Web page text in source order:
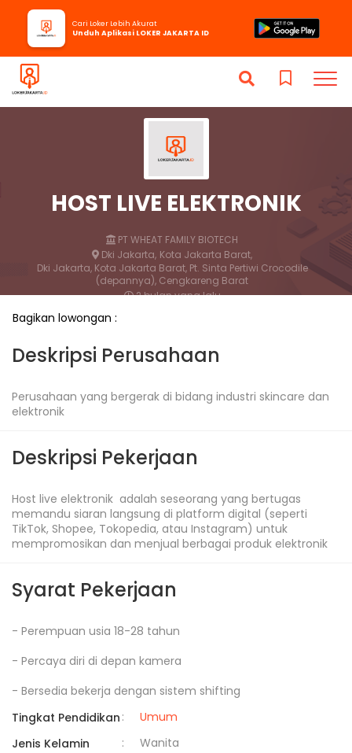
HOST LIVE ELEKTRONIK
PT WHEAT FAMILY BIOTECH
Dki Jakarta, Kota Jakarta Barat,
Dki Jakarta, Kota Jakarta Barat, Pt. Sinta Pertiwi Crocodile
(depannya), Cengkareng Barat
2 bulan yang lalu
Cari Loker Lebih Akurat
Unduh Aplikasi LOKER JAKARTA ID
Bagikan lowongan :
Deskripsi Perusahaan
Perusahaan yang bergerak di bidang industri skincare dan
elektronik
Deskripsi Pekerjaan
Host live elektronik  adalah seseorang yang bertugas
memandu siaran langsung di platform digital (seperti
TikTok, Shopee, Tokopedia, atau Instagram) untuk
mempromosikan dan menjual berbagai produk elektronik
Syarat Pekerjaan
- Perempuan usia 18-28 tahun
- Percaya diri di depan kamera
- Bersedia bekerja dengan sistem shifting
Tingkat Pendidikan :
Umum
Jenis Kelamin
: Wanita